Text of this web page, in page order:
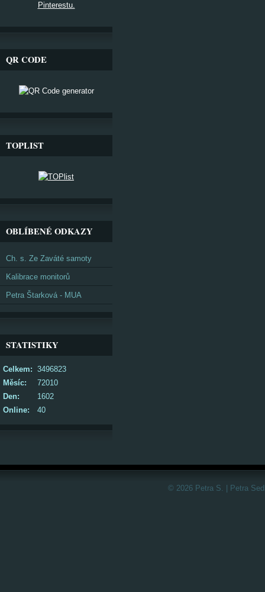
Pinterestu.
QR CODE
TOPLIST
OBLÍBENÉ ODKAZY
Ch. s. Ze Zaváté samoty
Kalibrace monitorů
Petra Štarková - MUA
STATISTIKY
Online: 40
Celkem: 3496823
Měsíc:
72010
Den:
1602
© 2026 Petra S. | Petra